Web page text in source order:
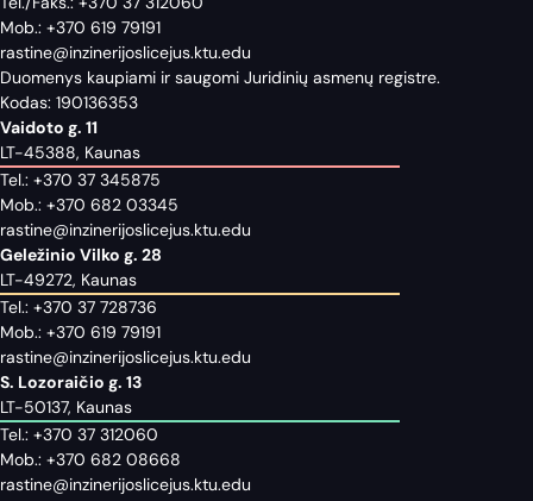
Mob.: +370 619 79191
rastine@inzinerijoslicejus.ktu.edu
Duomenys kaupiami ir saugomi Juridinių asmenų registre.
Kodas: 190136353
Vaidoto g. 11
LT-45388, Kaunas
Tel.: +370 37 345875
Mob.: +370 682 03345
rastine@inzinerijoslicejus.ktu.edu
Geležinio Vilko g. 28
LT-49272, Kaunas
Tel.: +370 37 728736
Mob.: +370 619 79191
rastine@inzinerijoslicejus.ktu.edu
S. Lozoraičio g. 13
LT-50137, Kaunas
Tel.: +370 37 312060
Mob.: +370 682 08668
rastine@inzinerijoslicejus.ktu.edu